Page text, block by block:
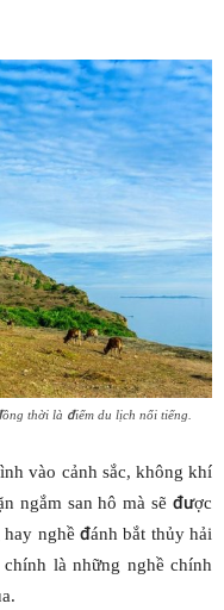
thời là điểm du lịch nổi tiếng.
vào cảnh sắc, không khí
ngắm san hô mà sẽ được
nghề đánh bắt thủy hải
là những nghề chính